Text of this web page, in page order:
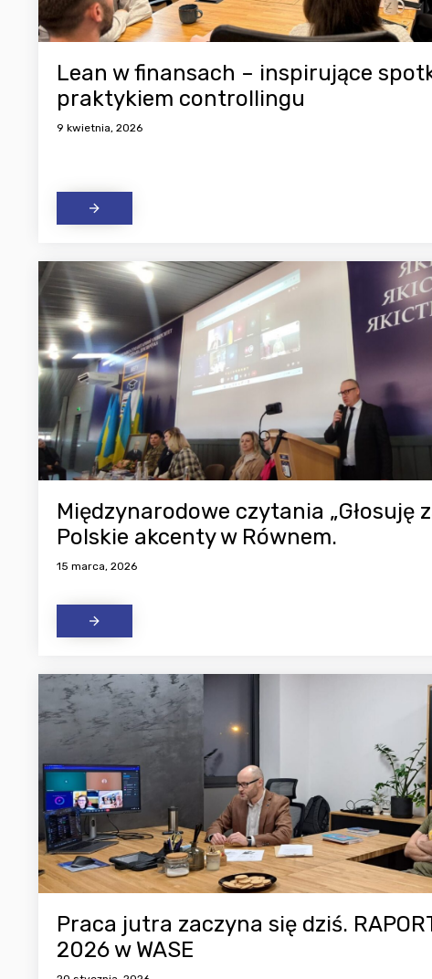
Lean w finansach – inspirujące
praktykiem controllingu
9 kwietnia, 2026
Międzynarodowe czytania „Głosuję
Polskie akcenty w Równem.
15 marca, 2026
Praca jutra zaczyna się dziś.
2026 w WASE